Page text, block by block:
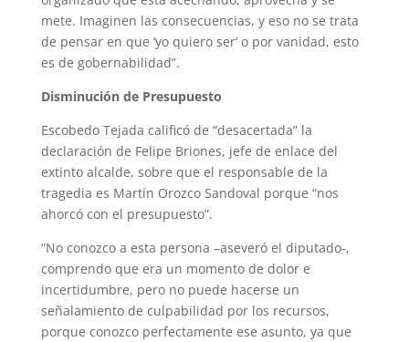
mete. Imaginen las consecuencias, y eso no se trata
de pensar en que ‘yo quiero ser’ o por vanidad, esto
es de gobernabilidad”.
Disminución de Presupuesto
Escobedo Tejada calificó de “desacertada” la
declaración de Felipe Briones, jefe de enlace del
extinto alcalde, sobre que el responsable de la
tragedia es Martín Orozco Sandoval porque “nos
ahorcó con el presupuesto”.
“No conozco a esta persona –aseveró el diputado-,
comprendo que era un momento de dolor e
incertidumbre, pero no puede hacerse un
señalamiento de culpabilidad por los recursos,
porque conozco perfectamente ese asunto, ya que